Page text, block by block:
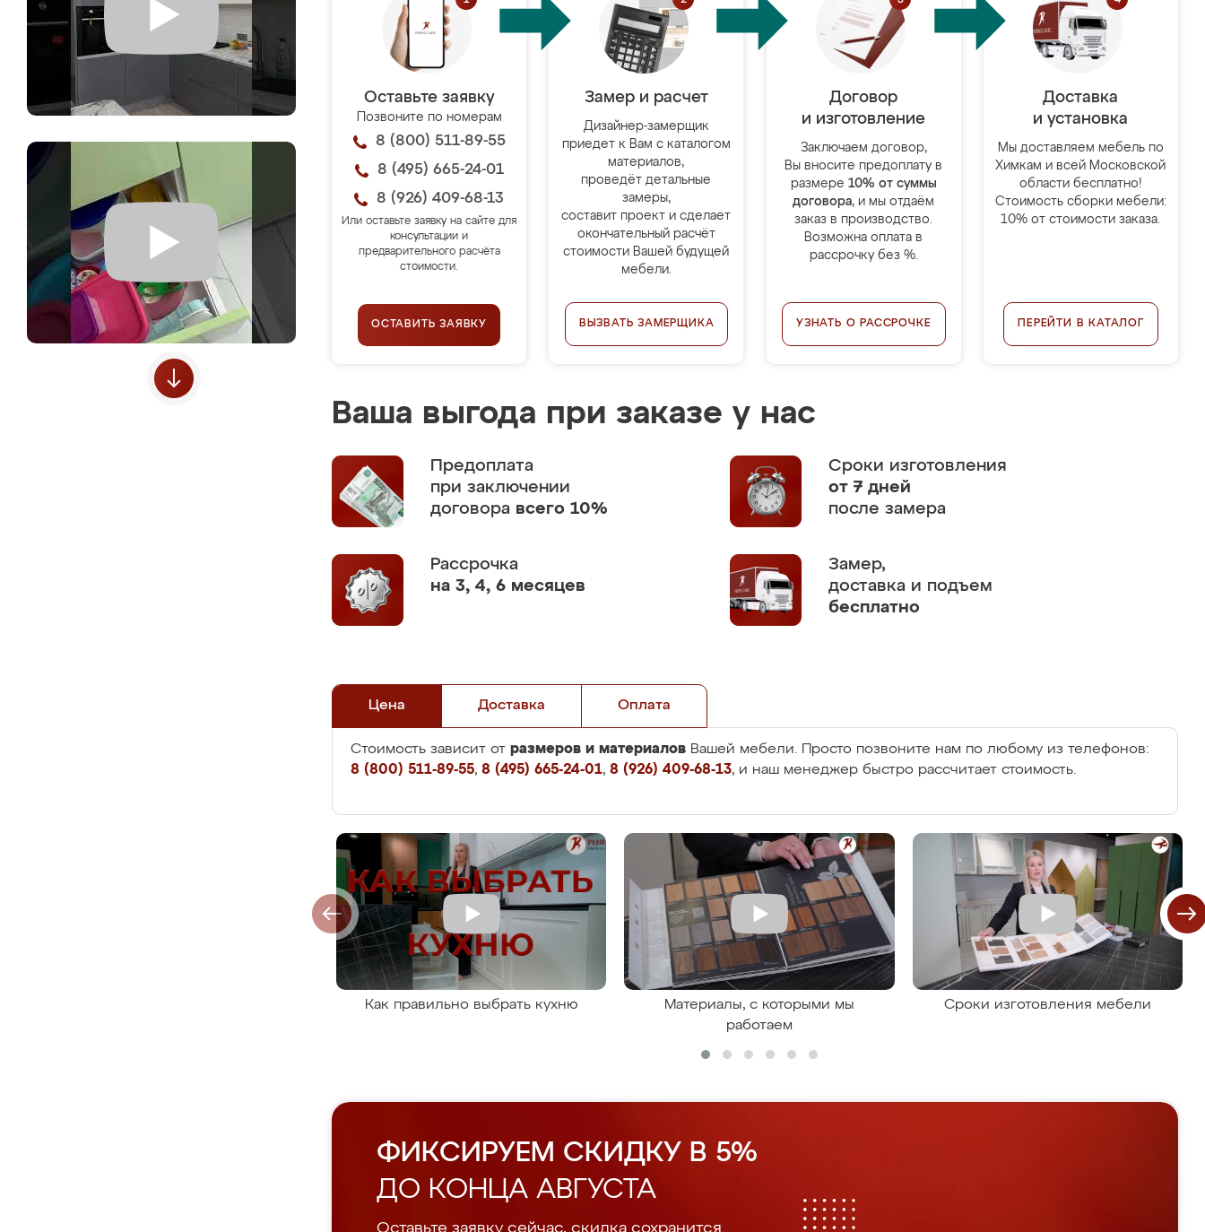
Оставьте заявку
Позвоните по номерам
8 (800) 511-89-55
8 (495) 665-24-01
8 (926) 409-68-13
Или оставьте заявку на сайте для
консультации и
предварительного расчёта
стоимости.
ОСТАВИТЬ ЗАЯВКУ
Замер и расчет
Дизайнер-замерщик
приедет к Вам с каталогом
материалов,
проведёт детальные
замеры,
составит проект и сделает
окончательный расчёт
стоимости Вашей будущей
мебели.
ВЫЗВАТЬ ЗАМЕРЩИКА
Договор
и изготовление
Заключаем договор,
Вы вносите предоплату в
размере 10% от суммы
договора, и мы отдаём
заказ в производство.
Возможна оплата в
рассрочку без %.
УЗНАТЬ О РАССРОЧКЕ
Доставка
и установка
Мы доставляем мебель по
Химкам и всей Московской
области бесплатно!
Стоимость сборки мебели:
10% от стоимости заказа.
ПЕРЕЙТИ В КАТАЛОГ
Ваша выгода при заказе у нас
Предоплата
при заключении
договора всего 10%
Сроки изготовления
от 7 дней
после замера
Рассрочка
на 3, 4, 6 месяцев
Замер,
доставка и подъем
бесплатно
Цена Доставка Оплата
Стоимость зависит от размеров и материалов Вашей мебели. Просто позвоните нам по любому из телефонов:
8 (800) 511-89-55, 8 (495) 665-24-01, 8 (926) 409-68-13, и наш менеджер быстро рассчитает стоимость.
Как правильно выбрать кухню
Материалы, с которыми мы
работаем
Сроки изготовления мебели
ФИКСИРУЕМ СКИДКУ В 5%
ДО КОНЦА АВГУСТА
Оставьте заявку сейчас, скидка сохранится.